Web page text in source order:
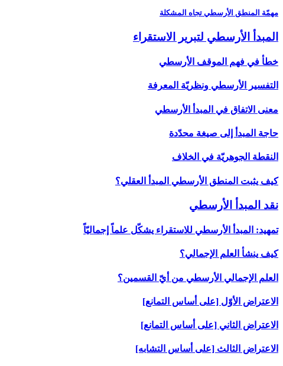
مهمّة المنطق الأرسطي تجاه المشكلة
المبدأ الأرسطي لتبرير الاستقراء
خطأ في فهم الموقف الأرسطي
التفسير الأرسطي ونظريّة المعرفة
معنى الاتفاق في المبدأ الأرسطي
حاجة المبدأ إلى صيغة محدّدة
النقطة الجوهريّة في الخلاف
كيف يثبت المنطق الأرسطي المبدأ العقلي؟
نقد المبدأ الأرسطي‏
تمهيد: المبدأ الأرسطي للاستقراء يشكّل علماً إجماليّاً
كيف ينشأ العلم الإجمالي؟
العلم الإجمالي الأرسطي من أيّ القسمين؟
الاعتراض الأوّل [على أساس التمانع‏]
الاعتراض الثاني [على أساس التمانع‏]
الاعتراض الثالث [على أساس التشابه‏]